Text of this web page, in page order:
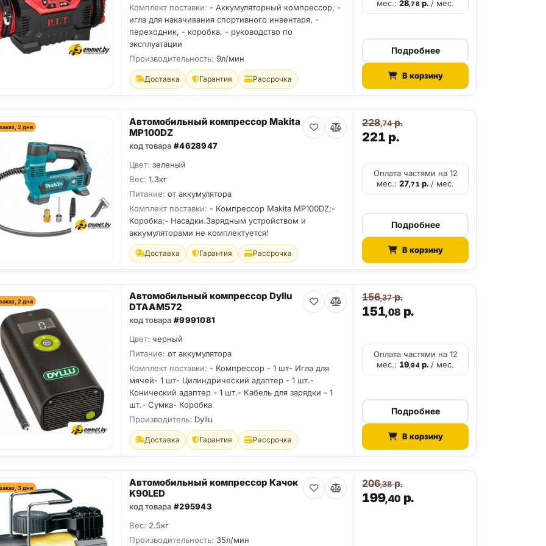
Комплект поставки: - Аккумуляторный компрессор, -
игла для накачивания спортивного инвентаря, -
переходник, - коробка, - руководство по
эксплуатации
Производительность: 9л/мин
Доставка Гарантия Рассрочка
мес.:28,78р./ мес.
Подробнее
В корзину
2 дня
Автомобильный компрессор Makita
MP100DZ
код товара #4628947
Цвет: зеленый
Вес: 1.3кг
Питание: от аккумулятора
Комплект поставки: - Компрессор Makita MP100DZ;-
Коробка;- Насадки.Зарядным устройством и
аккумуляторами не комплектуется!
Доставка Гарантия Рассрочка
221 р.
228,74р.
Оплата частями на 12
мес.:27,71 р./ мес.
Подробнее
В корзину
2 дня
Автомобильный компрессор Dyllu
DTAAM572
код товара #9991081
Цвет: черный
Питание: от аккумулятора
Комплект поставки: - Компрессор - 1 шт- Игла для
мячей- 1 шт- Цилиндрический адаптер - 1 шт.-
Конический адаптер - 1 шт.- Кабель для зарядки - 1
шт.- Сумка- Коробка
Производитель: Dyllu
Доставка Гарантия Рассрочка
151,08р.
156,37р.
Оплата частями на 12
мес.: 19,94р./ мес.
Подробнее
В корзину
3 дня
Автомобильный компрессор Качок
K90LED
код товара #295943
Вес: 2.5кг
Производительность: 35л/мин
199,40р.
206,38р.